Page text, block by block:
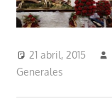
21 abril, 2015
Generales